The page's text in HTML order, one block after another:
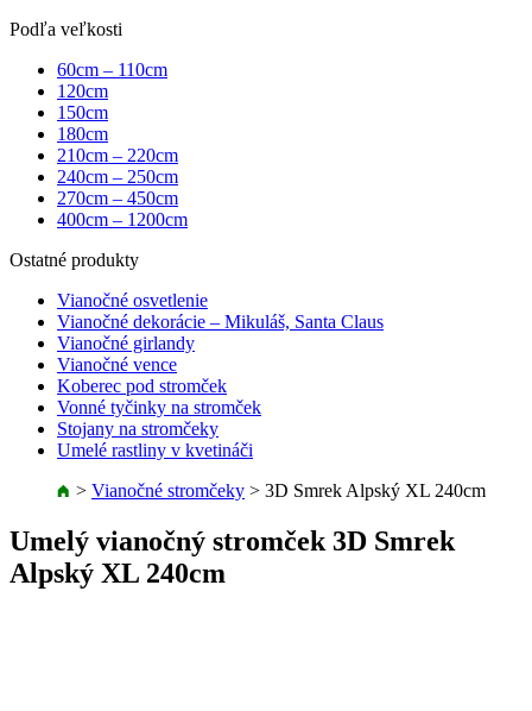
Podľa veľkosti
60cm – 110cm
120cm
150cm
180cm
210cm – 220cm
240cm – 250cm
270cm – 450cm
400cm – 1200cm
Ostatné produkty
Vianočné osvetlenie
Vianočné dekorácie – Mikuláš, Santa Claus
Vianočné girlandy
Vianočné vence
Koberec pod stromček
Vonné tyčinky na stromček
Stojany na stromčeky
Umelé rastliny v kvetináči
> Vianočné stromčeky > 3D Smrek Alpský XL 240cm
Umelý vianočný stromček 3D Smrek
Alpský XL 240cm